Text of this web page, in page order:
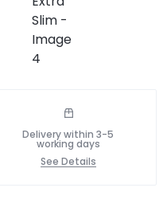
Delivery within 3-5
working days
See Details